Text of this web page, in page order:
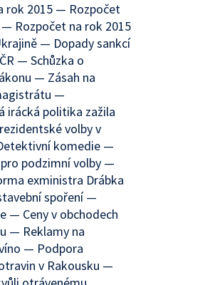
rok 2015 — Rozpočet
Rozpočet na rok 2015
— Dopady sankcí
— Schůzka o
— Zásah na
—
irácká politika zažila
volby v
komedie —
podzimní volby —
exministra Drábka
spoření —
— Ceny v obchodech
— Reklamy na
— Podpora
v Rakousku —